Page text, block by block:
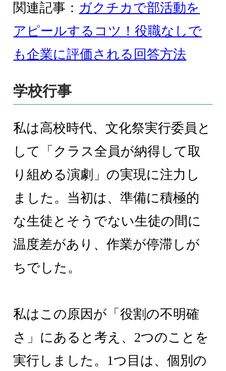
関連記事： ガクチカで部活動を
アピールするコツ！役職なしで
も企業に評価される回答方法
学校行事
私は高校時代、文化祭実行委員と
して「クラス全員が納得して取
り組める演劇」の実現に注力し
ました。当初は、準備に積極的
な生徒とそうでない生徒の間に
温度差があり、作業が停滞しが
ちでした。
私はこの原因が「役割の不明確
さ」にあると考え、2つのことを
実行しました。1つ目は、個別の